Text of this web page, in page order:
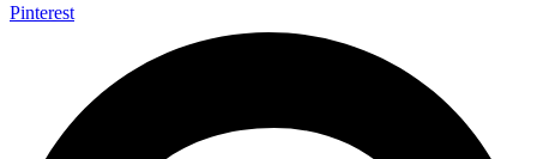
Pinterest